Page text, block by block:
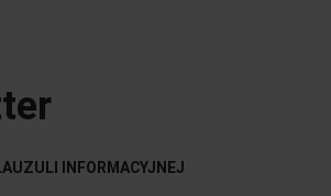
INFORMACYJNEJ